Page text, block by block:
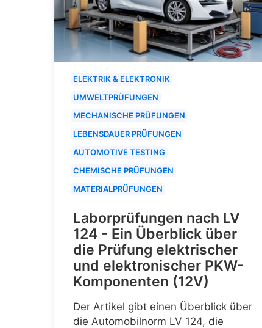
ELEKTRIK & ELEKTRONIK
UMWELTPRÜFUNGEN
MECHANISCHE PRÜFUNGEN
LEBENSDAUER PRÜFUNGEN
AUTOMOTIVE TESTING
CHEMISCHE PRÜFUNGEN
MATERIALPRÜFUNGEN
Laborprüfungen nach LV
124 - Ein Überblick über
die Prüfung elektrischer
und elektronischer PKW-
Komponenten (12V)
Der Artikel gibt einen Überblick über
die Automobilnorm LV 124, die